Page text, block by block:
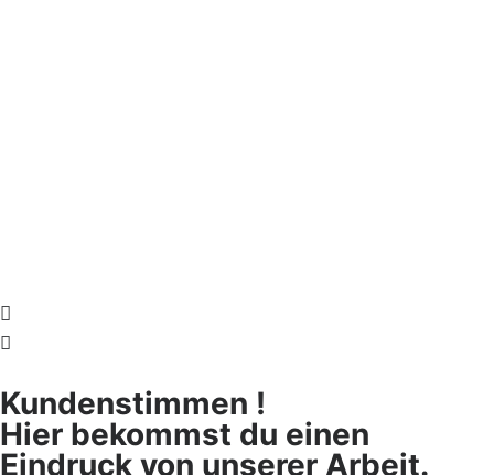
Kundenstimmen !
Hier bekommst du einen
Eindruck von unserer Arbeit.